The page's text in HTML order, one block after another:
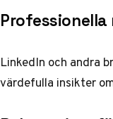
LinkedIn och andra
värdefulla insikter